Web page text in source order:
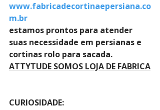
www.fabricadecortinaepersiana.co
m.br
estamos prontos para atender
suas necessidade em persianas e
cortinas rolo para sacada.
ATTYTUDE SOMOS LOJA DE FABRICA
CURIOSIDADE: